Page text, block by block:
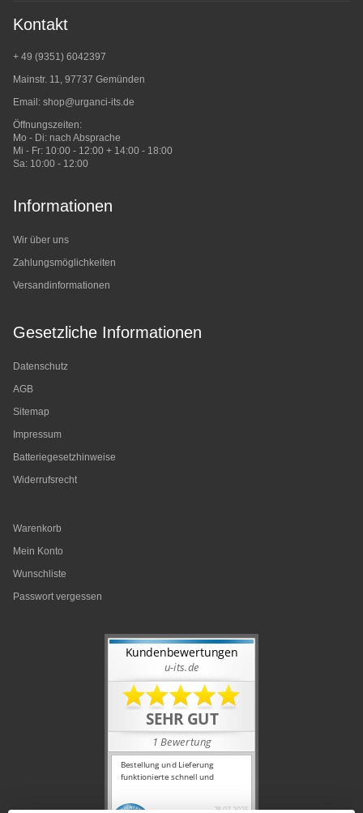
Kontakt
+ 49 (9351) 6042397
Mainstr. 11, 97737 Gemünden
Email: shop@urganci-its.de
Öffnungszeiten:
Mo - Di: nach Absprache
Mi - Fr: 10:00 - 12:00 + 14:00 - 18:00
Sa: 10:00 - 12:00
Informationen
Wir über uns
Zahlungsmöglichkeiten
Versandinformationen
Gesetzliche Informationen
Datenschutz
AGB
Sitemap
Impressum
Batteriegesetzhinweise
Widerrufsrecht
Warenkorb
Mein Konto
Wunschliste
Passwort vergessen